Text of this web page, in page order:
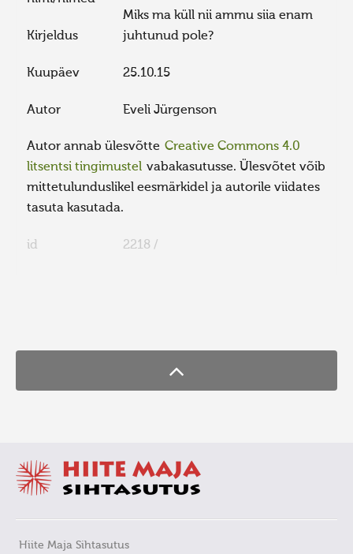
Kirjeldus
Miks ma küll nii ammu siia enam
juhtunud pole?
Kuupäev 25.10.15
Autor Eveli Jürgenson
Autor annab ülesvõtte Creative Commons 4.0
litsentsi tingimustel vabakasutusse. Ülesvõtet võib
mittetulunduslikel eesmärkidel ja autorile viidates
tasuta kasutada.
id 2218 /
Hiite Maja Sihtasutus